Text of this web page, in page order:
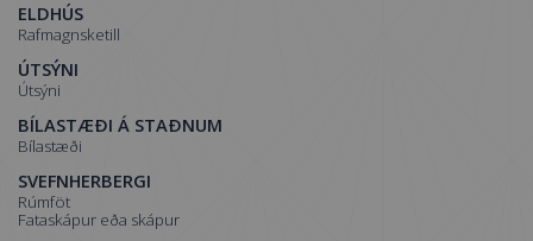
ELDHÚS
Rafmagnsketill
ÚTSÝNI
Útsýni
BÍLASTÆÐI Á STAÐNUM
Bílastæði
SVEFNHERBERGI
Rúmföt
Fataskápur eða skápur